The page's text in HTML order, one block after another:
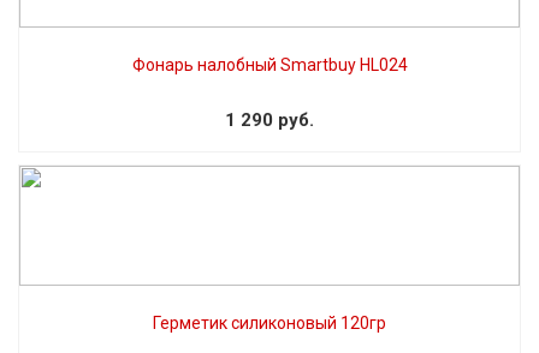
Фонарь налобный Smartbuy HL024
1 290 руб.
Герметик силиконовый 120гр